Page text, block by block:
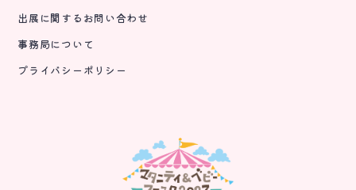
出展に関するお問い合わせ
事務局について
プライバシーポリシー